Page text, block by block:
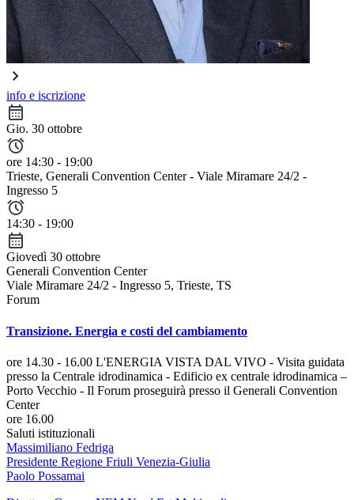
info e iscrizione
Gio. 30 ottobre
ore 14:30 - 19:00
Trieste, Generali Convention Center - Viale Miramare 24/2 -
Ingresso 5
14:30 - 19:00
Giovedì 30 ottobre
Generali Convention Center
Viale Miramare 24/2 - Ingresso 5, Trieste, TS
Forum
Transizione. Energia e costi del cambiamento
ore 14.30 - 16.00 L'ENERGIA VISTA DAL VIVO - Visita guidata
presso la Centrale idrodinamica - Edificio ex centrale idrodinamica –
Porto Vecchio - Il Forum proseguirà presso il Generali Convention
Center
ore 16.00
Saluti istituzionali
Massimiliano Fedriga
Presidente Regione Friuli Venezia-Giulia
Paolo Possamai